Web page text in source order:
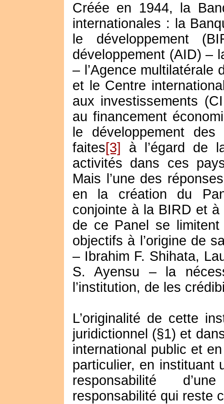
Créée en 1944, la
internationales : la
le développement
développement (AID) –
– l’Agence multilatérale
et le Centre
aux investissements
au financement
le développement
faites[3]
à l’égard de
activités dans ces
Mais l’une des
en la création du
conjointe à la BIRD et à
de ce Panel se
objectifs à l’origine de
– Ibrahim F. Shihata,
S. Ayensu – la
l’institution, de les
L’originalité de cette
juridictionnel (§1) et
international public et
particulier, en instituant
responsabilité
responsabilité qui reste